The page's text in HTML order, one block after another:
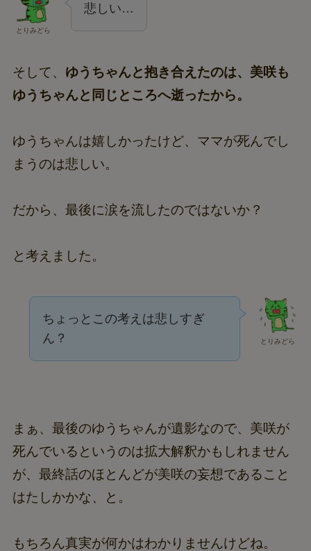
とりみどら
悲しい…
そして、 ゆうちゃんと抱き合えたのは、美咲も
ゆうちゃんと同じところへ逝ったから。
ゆうちゃんは嬉しかったけど、ママが死んでし
まうのは悲しい。
だから、最後に涙を流したのではないか？
と考えました。
とりみどら
ちょっとこの考えは悲しすぎ
ん？
まぁ、最後のゆうちゃんが遺影なので、美咲が
死んでいるというのは拡大解釈かもしれません
が、最終話のほとんどが美咲の妄想であること
はたしかかな、と。
もちろん真実が何かはわかりませんけどね。